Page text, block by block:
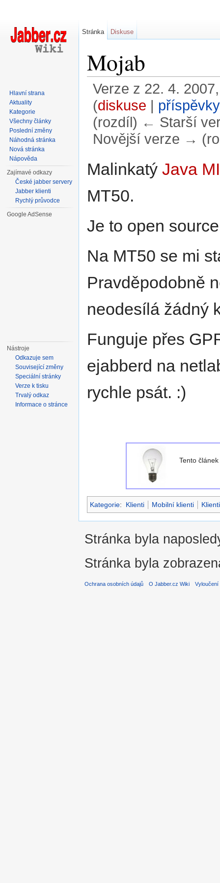
Mojab
Verze z 22. 4.
(diskuse | příspěvky
(rozdíl) ← Starší
Novější verze →
Malinkatý Java
MT50.
Je to open
Na MT50 se mi
Pravděpodobně
neodesílá žádný
Funguje přes
ejabberd na
rychle psát. :)
Tento
Kategorie: Klienti Mobilní klienti
Stránka Diskuse
Hlavní strana
Aktuality
Kategorie
Všechny články
Poslední změny
Náhodná stránka
Nová stránka
Nápověda
Zajímavé odkazy
České jabber servery
Jabber klienti
Rychlý průvodce
Google AdSense
Nástroje
Odkazuje sem
Související změny
Speciální stránky
Verze k tisku
Trvalý odkaz
Informace o stránce
Stránka byla
Stránka byla
Ochrana osobních údajů O Jabber.cz Wiki Vyloučení